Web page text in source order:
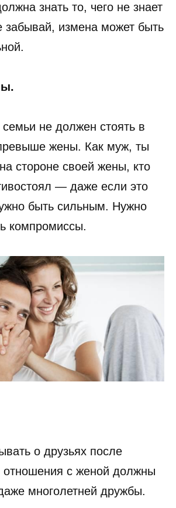
знать то, чего не знает
забывай, измена может быть
не должен стоять в
жены. Как муж, ты
стороне своей жены, кто
— даже если это
быть сильным. Нужно
компромиссы.
о друзьях после
с женой должны
многолетней дружбы.